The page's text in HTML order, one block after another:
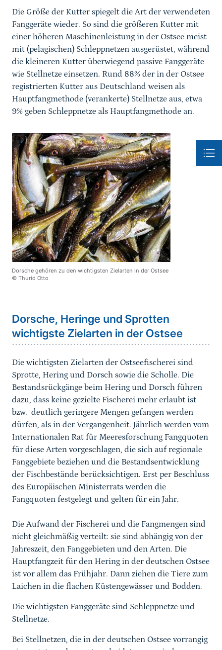
Die Größe der Kutter spiegelt die Art der verwendeten
Fanggeräte wieder. So sind die größeren Kutter mit
einer höheren Maschinenleistung in der Ostsee meist
mit (pelagischen) Schleppnetzen ausgerüstet, während
die kleineren Kutter überwiegend passive Fanggeräte
wie Stellnetze einsetzen. Rund 88% der in der Ostsee
registrierten Kutter aus Deutschland weisen als
Hauptfangmethode (verankerte) Stellnetze aus, etwa
9% geben Schleppnetze als Hauptfangmethode an.
Dorsche gehören zu den wichtigsten Zielarten in der Ostsee
© Thurid Otto
Dorsche, Heringe und Sprotten
wichtigste Zielarten in der Ostsee
Die wichtigsten Zielarten der Ostseefischerei sind
Sprotte, Hering und Dorsch sowie die Scholle. Die
Bestandsrückgänge beim Hering und Dorsch führen
dazu, dass keine gezielte Fischerei mehr erlaubt ist
bzw. deutlich geringere Mengen gefangen werden
dürfen, als in der Vergangenheit. Jährlich werden vom
Internationalen Rat für Meeresforschung Fangquoten
für diese Arten vorgeschlagen, die sich auf regionale
Fanggebiete beziehen und die Bestandsentwicklung
der Fischbestände berücksichtigen. Erst per Beschluss
des Europäischen Ministerrats werden die
Fangquoten festgelegt und gelten für ein Jahr.
Die Aufwand der Fischerei und die Fangmengen sind
nicht gleichmäßig verteilt: sie sind abhängig von der
Jahreszeit, den Fanggebieten und den Arten. Die
Hauptfangzeit für den Hering in der deutschen Ostsee
ist vor allem das Frühjahr. Dann ziehen die Tiere zum
Laichen in die flachen Küstengewässer und Bodden.
Die wichtigsten Fanggeräte sind Schleppnetze und
Stellnetze.
Bei Stellnetzen, die in der deutschen Ostsee vorrangig